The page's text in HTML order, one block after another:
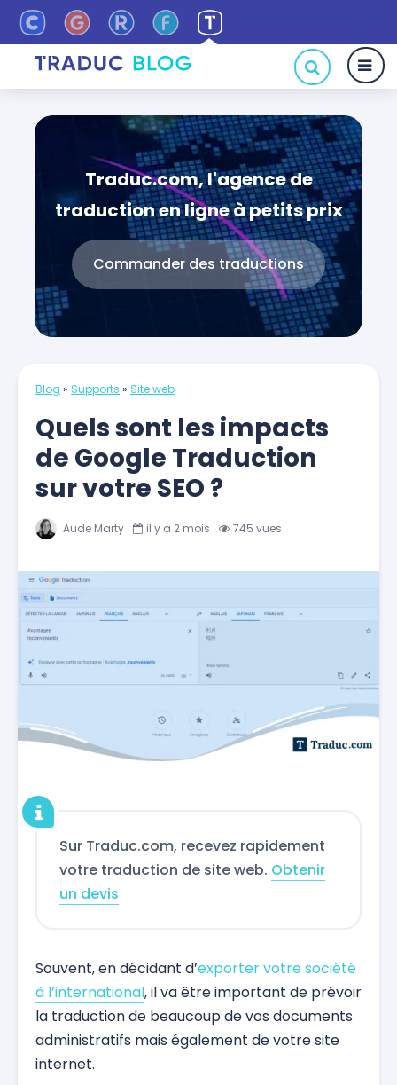
Traduc.com, l'agence de
traduction en ligne à petits prix
Commander des traductions
Blog » Supports » Site web
Quels sont les impacts
de Google Traduction
sur votre SEO ?
Aude Marty il y a 2 mois 745 vues
Sur Traduc.com, recevez rapidement
votre traduction de site web. Obtenir
un devis
Souvent, en décidant d’exporter votre société
à l’international, il va être important de prévoir
la traduction de beaucoup de vos documents
administratifs mais également de votre site
internet.